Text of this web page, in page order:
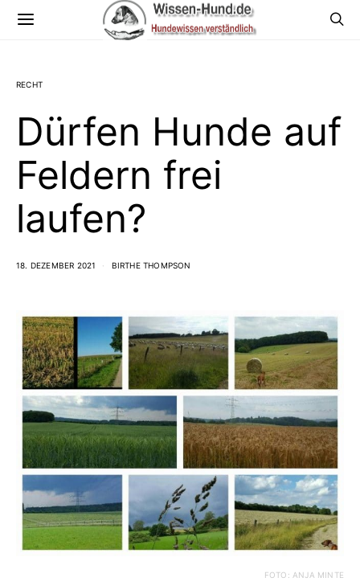
RECHT
Dürfen Hunde auf
Feldern frei
laufen?
18. DEZEMBER 2021 BIRTHE THOMPSON
FOTO: ANJA MINTE